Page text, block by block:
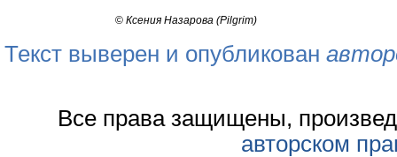
© Ксения Назарова (Pilgrim)
Текст выверен и опубликован
Все права защищены,
авторском